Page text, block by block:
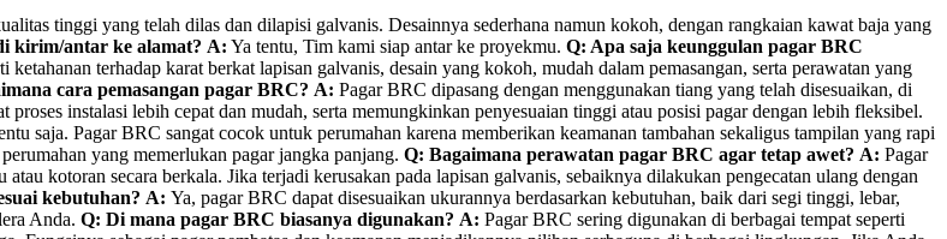
tinggi yang telah dilas dan dilapisi galvanis. Desainnya sederhana namun kokoh, dengan rangkaian kawat baja yang
kirim/antar ke alamat? A: Ya tentu, Tim kami siap antar ke proyekmu. Q: Apa saja keunggulan pagar BRC
terhadap karat berkat lapisan galvanis, desain yang kokoh, mudah dalam pemasangan, serta perawatan yang
cara pemasangan pagar BRC? A: Pagar BRC dipasang dengan menggunakan tiang yang telah disesuaikan, di
instalasi lebih cepat dan mudah, serta memungkinkan penyesuaian tinggi atau posisi pagar dengan lebih fleksibel.
saja. Pagar BRC sangat cocok untuk perumahan karena memberikan keamanan tambahan sekaligus tampilan yang rapi
yang memerlukan pagar jangka panjang. Q: Bagaimana perawatan pagar BRC agar tetap awet? A: Pagar
kotoran secara berkala. Jika terjadi kerusakan pada lapisan galvanis, sebaiknya dilakukan pengecatan ulang dengan
kebutuhan? A: Ya, pagar BRC dapat disesuaikan ukurannya berdasarkan kebutuhan, baik dari segi tinggi, lebar,
Anda. Q: Di mana pagar BRC biasanya digunakan? A: Pagar BRC sering digunakan di berbagai tempat seperti